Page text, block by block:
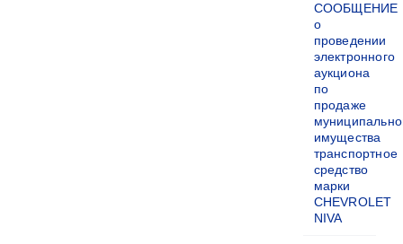
СООБЩЕНИЕ
о
проведении
электронного
аукциона
по
продаже
имущества
транспортное
средство
марки
CHEVROLET
NIVA